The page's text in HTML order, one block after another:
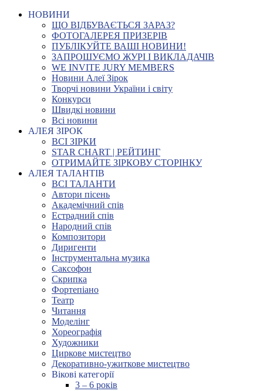
НОВИНИ
ЩО ВІДБУВАЄТЬСЯ ЗАРАЗ?
ФОТОГАЛЕРЕЯ ПРИЗЕРІВ
ПУБЛІКУЙТЕ ВАШІ НОВИНИ!
ЗАПРОШУЄМО ЖУРІ І ВИКЛАДАЧІВ
WE INVITE JURY MEMBERS
Новини Алеї Зірок
Творчі новини України і світу
Конкурси
Швидкі новини
Всі новини
АЛЕЯ ЗІРОК
ВСІ ЗІРКИ
STAR CHART | РЕЙТИНГ
ОТРИМАЙТЕ ЗІРКОВУ СТОРІНКУ
АЛЕЯ ТАЛАНТІВ
ВСІ ТАЛАНТИ
Автори пісень
Академічний спів
Естрадний спів
Народний спів
Композитори
Диригенти
Інструментальна музика
Саксофон
Скрипка
Фортепіано
Театр
Читання
Моделінг
Хореографія
Художники
Циркове мистецтво
Декоративно-ужиткове мистецтво
Вікові категорії
3 – 6 років